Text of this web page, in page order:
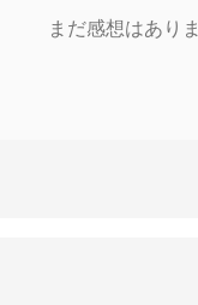
まだ感想はあり